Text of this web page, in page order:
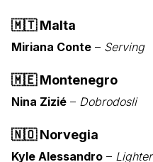
🇲🇹Malta
Miriana Conte – Serving
🇲🇪Montenegro
Nina Zizié – Dobrodosli
🇳🇴Norvegia
Kyle Alessandro – Lighter